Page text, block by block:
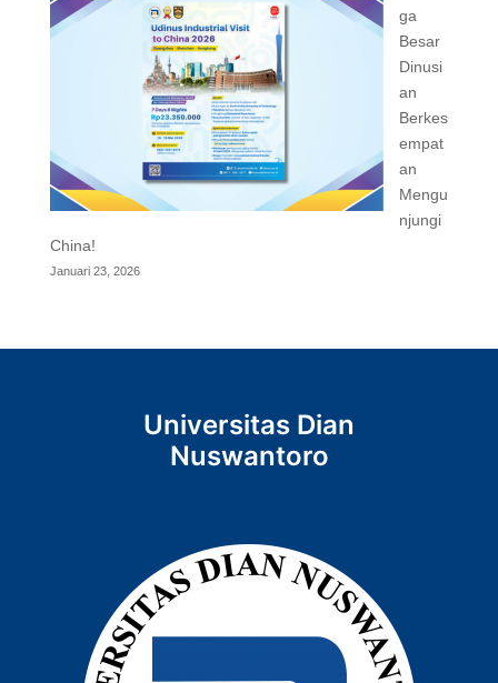
ga
Besar
Dinusi
an
Berkes
empat
an
Mengu
njungi
China!
Januari 23, 2026
Universitas Dian
Nuswantoro